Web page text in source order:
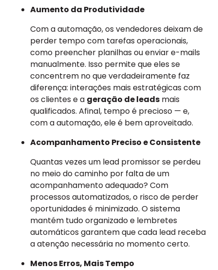
Aumento da Produtividade
Com a automação, os vendedores deixam de
perder tempo com tarefas operacionais,
como preencher planilhas ou enviar e-mails
manualmente. Isso permite que eles se
concentrem no que verdadeiramente faz
diferença: interações mais estratégicas com
os clientes e a geração de leads mais
qualificados. Afinal, tempo é precioso — e,
com a automação, ele é bem aproveitado.
Acompanhamento Preciso e Consistente
Quantas vezes um lead promissor se perdeu
no meio do caminho por falta de um
acompanhamento adequado? Com
processos automatizados, o risco de perder
oportunidades é minimizado. O sistema
mantém tudo organizado e lembretes
automáticos garantem que cada lead receba
a atenção necessária no momento certo.
Menos Erros, Mais Tempo